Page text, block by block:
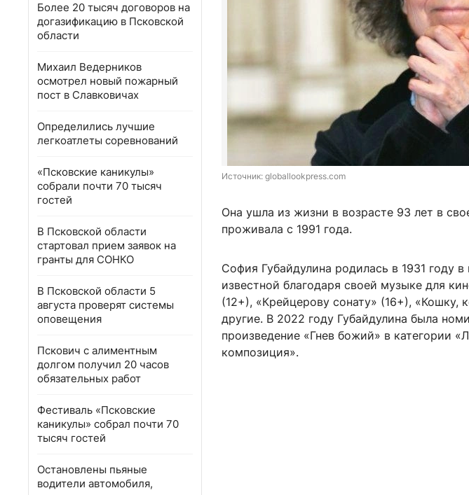
Более 20 тысяч договоров на
догазификацию в Псковской
области
Михаил Ведерников
осмотрел новый пожарный
пост в Славковичах
Определились лучшие
легкоатлеты соревнований
«Псковские каникулы»
собрали почти 70 тысяч
гостей
В Псковской области
стартовал прием заявок на
гранты для СОНКО
В Псковской области 5
августа проверят системы
оповещения
Пскович с алиментным
долгом получил 20 часов
обязательных работ
Фестиваль «Псковские
каникулы» собрал почти 70
тысяч гостей
Остановлены пьяные
водители автомобиля,
Источник: globallookpress.com
Она ушла из жизни в возрасте 93 лет в
проживала с 1991 года.
София Губайдулина родилась в 1931 году
известной благодаря своей музыке для
(12+), «Крейцерову сонату» (16+), «Кошку,
другие. В 2022 году Губайдулина была
произведение «Гнев божий» в категории
композиция».